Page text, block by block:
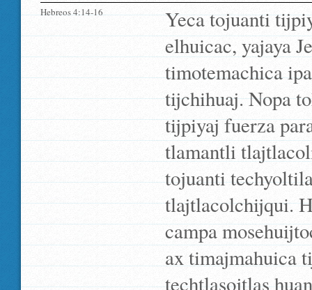
Hebreos 4:14-16
Yeca tojuanti
elhuicac, yajaya
timotemachica
tijchihuaj. Nopa
tijpiyaj fuerza
tlamantli
tojuanti
tlajtlacolchijqui.
campa
ax timajmahuica
techtlasojtlas